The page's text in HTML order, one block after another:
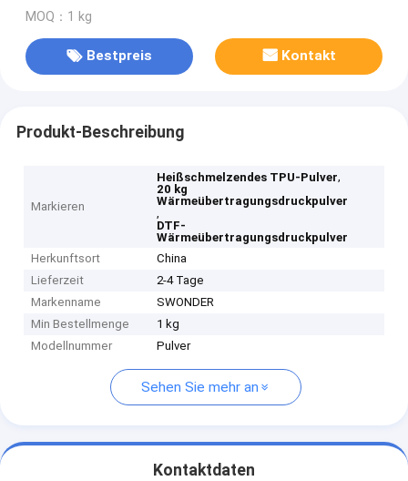
MOQ：1 kg
Bestpreis Kontakt
Produkt-Beschreibung
Markieren
Heißschmelzendes TPU-Pulver,
20 kg
Wärmeübertragungsdruckpulver
,
DTF-
Wärmeübertragungsdruckpulver
Herkunftsort
China
Lieferzeit
2-4 Tage
Markenname
SWONDER
Min Bestellmenge
1 kg
Modellnummer
Pulver
Sehen Sie mehr an
Kontaktdaten